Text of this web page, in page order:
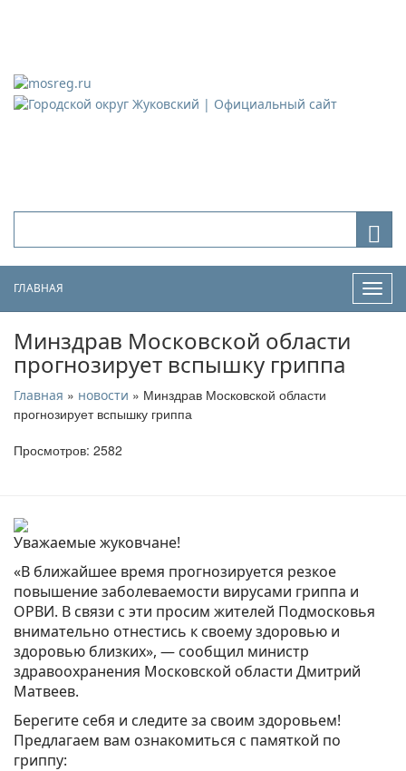
ГЛАВНАЯ
Минздрав Московской области
прогнозирует вспышку гриппа
Главная » новости » Минздрав Московской области
прогнозирует вспышку гриппа
Просмотров: 2582
Уважаемые жуковчане!
«В ближайшее время прогнозируется резкое
повышение заболеваемости вирусами гриппа и
ОРВИ. В связи с эти просим жителей Подмосковья
внимательно отнестись к своему здоровью и
здоровью близких», — сообщил министр
здравоохранения Московской области Дмитрий
Матвеев.
Берегите себя и следите за своим здоровьем!
Предлагаем вам ознакомиться с памяткой по
гриппу: